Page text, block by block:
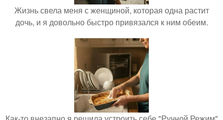
Жизнь свела меня с женщиной, которая одна растит
дочь, и я довольно быстро привязался к ним обеим.